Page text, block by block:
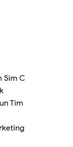
Sim C
Tim